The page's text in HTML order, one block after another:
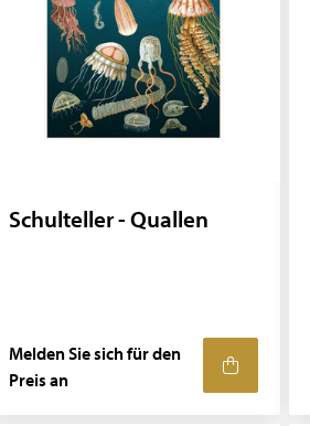
Schulteller - Quallen
Melden Sie sich für den
Preis an